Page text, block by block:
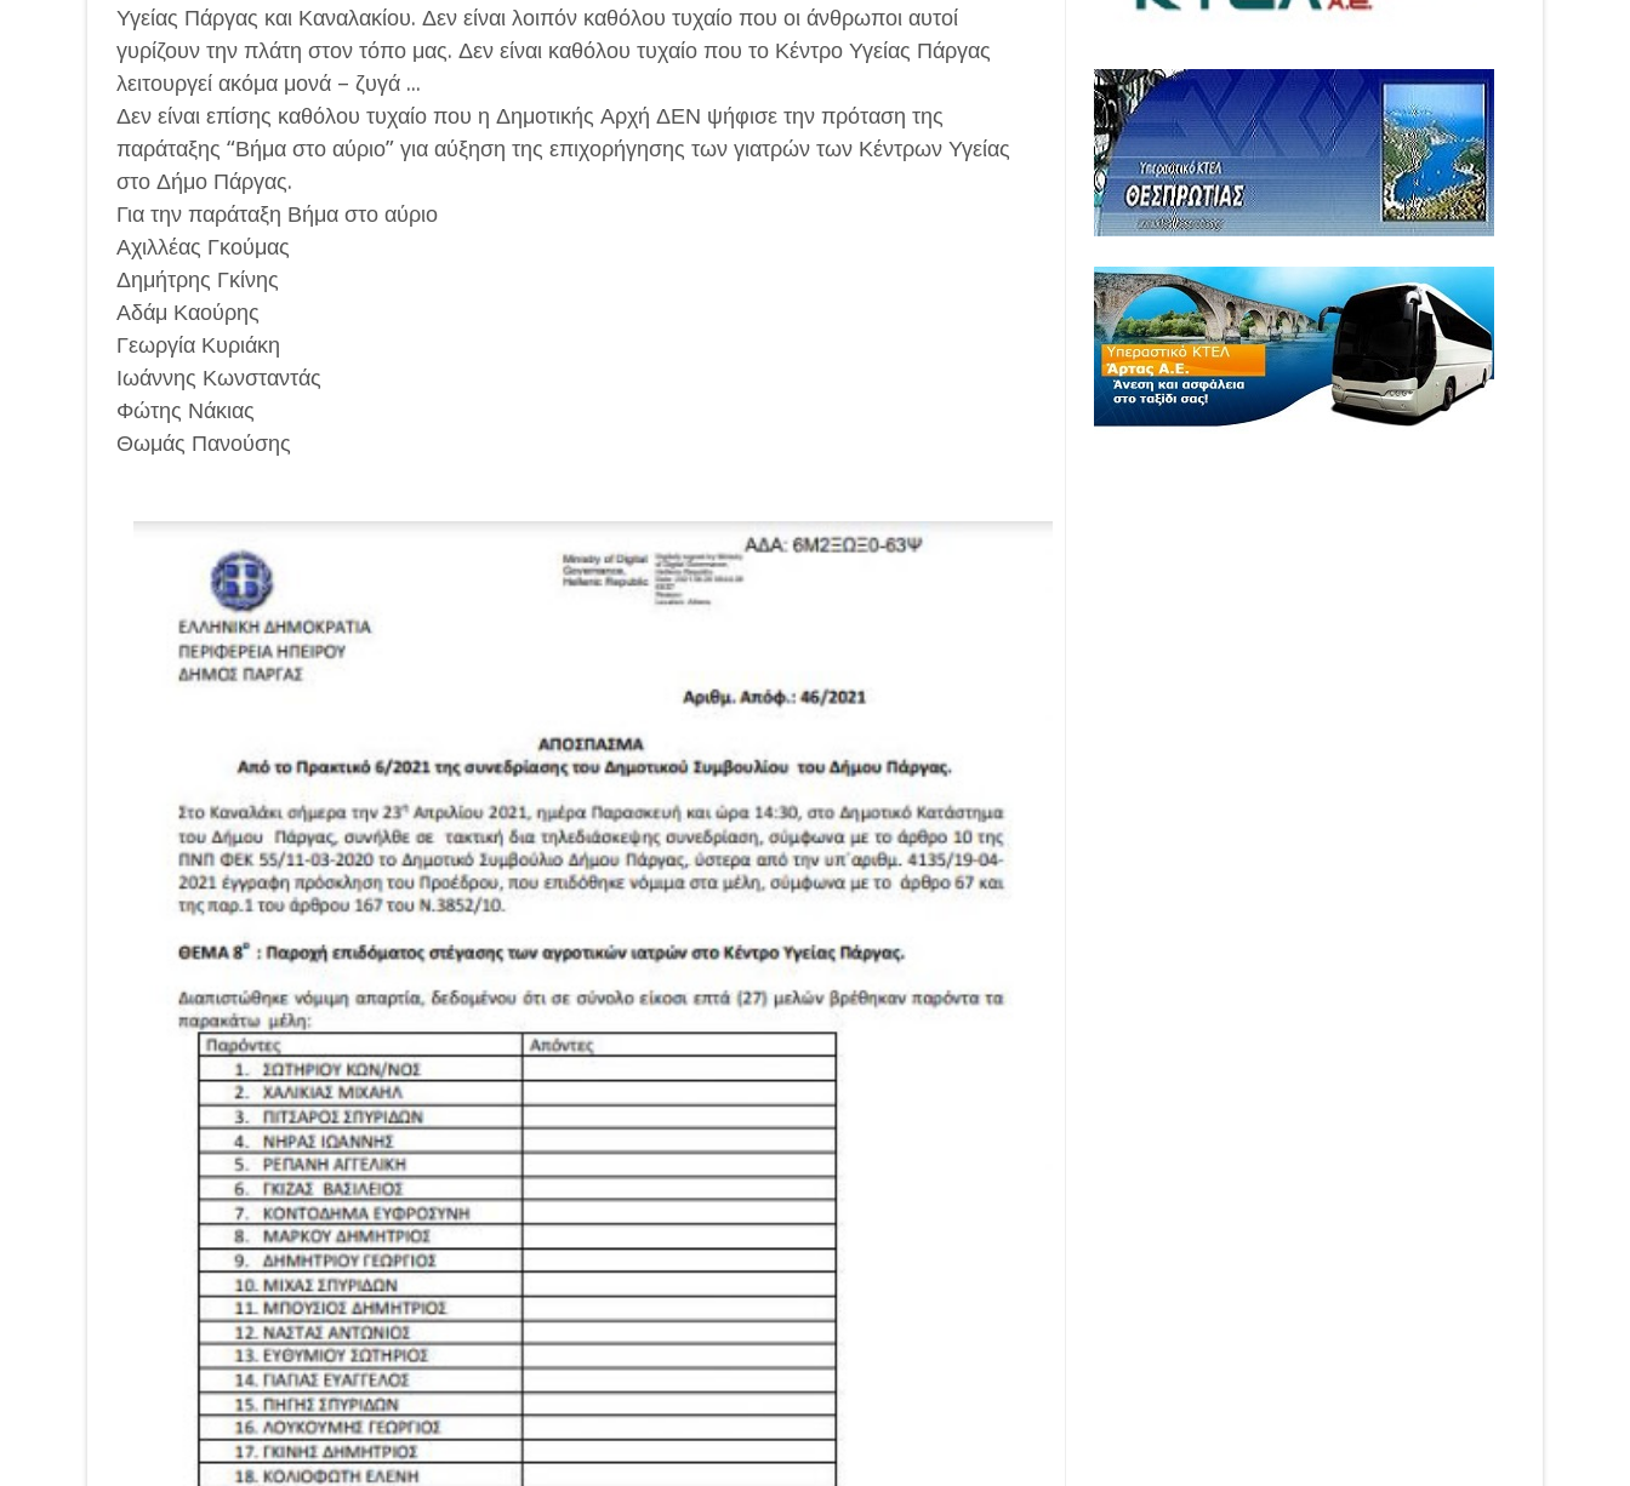
Υγείας Πάργας και Καναλακίου. Δεν είναι λοιπόν καθόλου τυχαίο που οι άνθρωποι αυτοί
γυρίζουν την πλάτη στον τόπο μας. Δεν είναι καθόλου τυχαίο που το Κέντρο Υγείας Πάργας
λειτουργεί ακόμα μονά – ζυγά ...
Δεν είναι επίσης καθόλου τυχαίο που η Δημοτικής Αρχή ΔΕΝ ψήφισε την πρόταση της
παράταξης “Βήμα στο αύριο” για αύξηση της επιχορήγησης των γιατρών των Κέντρων Υγείας
στο Δήμο Πάργας.
Για την παράταξη Βήμα στο αύριο
Αχιλλέας Γκούμας
Δημήτρης Γκίνης
Αδάμ Καούρης
Γεωργία Κυριάκη
Ιωάννης Κωνσταντάς
Φώτης Νάκιας
Θωμάς Πανούσης